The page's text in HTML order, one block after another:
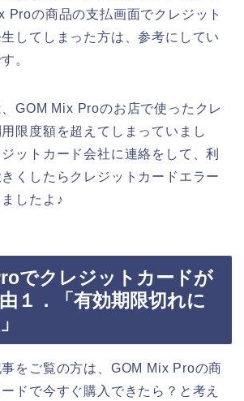
Proの商品の支払画面でクレジット
してしまった方は、参考にしてい
。
GOM Mix Proのお店で使ったクレ
限度額を超えてしまっていまし
ットカード会社に連絡をして、利
くしたらクレジットカードエラー
したよ♪
でクレジットカードが
１．「有効期限切れに
をご覧の方は、GOM Mix Proの商
ドで今すぐ購入できたら？と考え